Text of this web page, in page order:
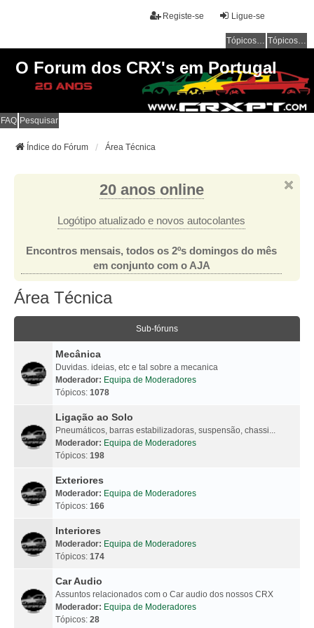
Ligue-se
Registe-se
Tópicos sem resposta Tópicos ativos
O Forum dos CRX's em Portugal
FAQ Pesquisar
Índice do Fórum Área Técnica
20 anos online
Logótipo atualizado e novos autocolantes
Encontros mensais, todos os 2ºs domingos do mês
em conjunto com o AJA
Área Técnica
Sub-fóruns
Mecânica
Duvidas. ideias, etc e tal sobre a mecanica
Moderador: Equipa de Moderadores
Tópicos: 1078
Ligação ao Solo
Pneumáticos, barras estabilizadoras, suspensão, chassi...
Moderador: Equipa de Moderadores
Tópicos: 198
Exteriores
Moderador: Equipa de Moderadores
Tópicos: 166
Interiores
Moderador: Equipa de Moderadores
Tópicos: 174
Car Audio
Assuntos relacionados com o Car audio dos nossos CRX
Moderador: Equipa de Moderadores
Tópicos: 28